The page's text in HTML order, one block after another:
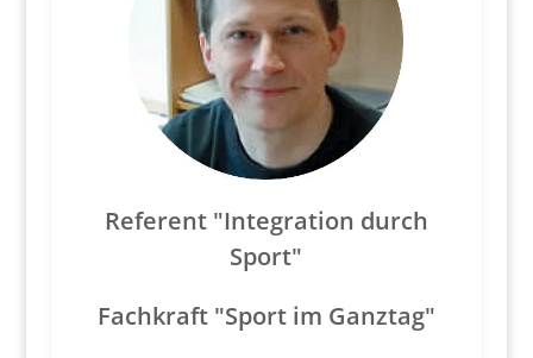
Referent"Integration durch
Sport"
Fachkraft "Sport im Ganztag"